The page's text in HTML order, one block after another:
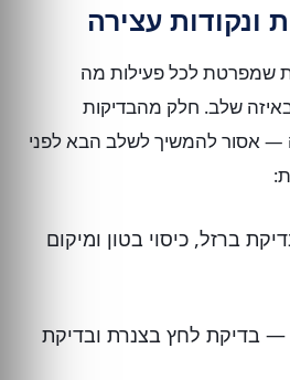
ונקודות עצירה
שמפרטת לכל פעילות מה
שלב. חלק מהבדיקות
— אסור להמשיך לשלב הבא לפני
ברזל, כיסוי בטון ומיקום
— בדיקת לחץ בצנרת ובדיקת